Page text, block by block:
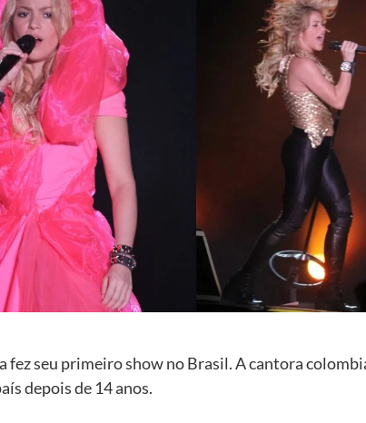
fez seu primeiro show no Brasil. A cantora
depois de 14 anos.